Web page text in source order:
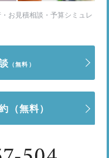
お見積相談・予算シミュレ
（無料）
（無料）